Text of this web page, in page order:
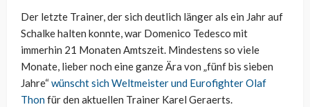
Der letzte Trainer, der sich deutlich länger als ein Jahr auf
Schalke halten konnte, war Domenico Tedesco mit
immerhin 21 Monaten Amtszeit. Mindestens so viele
Monate, lieber noch eine ganze Ära von „fünf bis sieben
Jahre“wünscht sich Weltmeister und Eurofighter Olaf
Thonfür den aktuellen Trainer Karel Geraerts.